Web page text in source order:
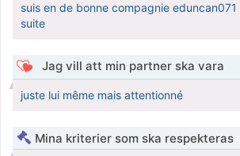
suis en de bonne compagnie
suite
Jag vill att min partner ska vara
juste lui même mais attentionné
Mina kriterier som ska respekteras